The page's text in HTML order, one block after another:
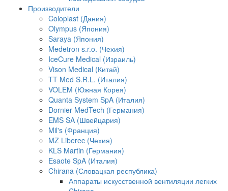
Производители
Coloplast (Дания)
Olympus (Япония)
Saraya (Япония)
Medetron s.r.o. (Чехия)
IceCure Medical (Израиль)
Vison Medical (Китай)
TT Med S.R.L. (Италия)
VOLEM (Южная Корея)
Quanta System SpA (Италия)
Dornier MedTech (Германия)
EMS SA (Швейцария)
Mil's (Франция)
MZ Liberec (Чехия)
KLS Martin (Германия)
Esaote SpA (Италия)
Chirana (Словацкая республика)
Аппараты искусственной вентиляции легких